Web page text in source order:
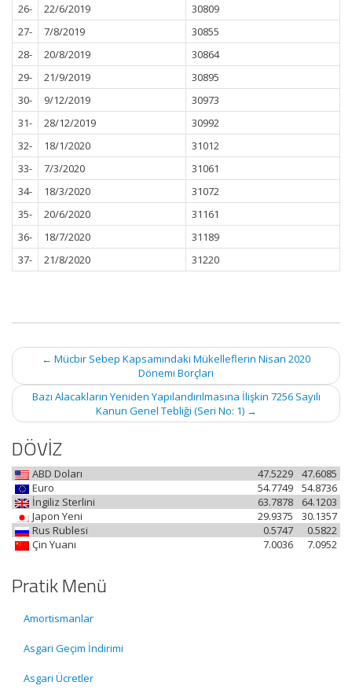
26- 22/6/2019
30809
27-
7/8/2019
30855
28-
20/8/2019
30864
29-
21/9/2019
30895
30-
9/12/2019
30973
31-
28/12/2019
30992
32-
18/1/2020
31012
33-
7/3/2020
31061
34-
18/3/2020
31072
35-
20/6/2020
31161
36-
18/7/2020
31189
37-
21/8/2020 31220
Post
navigation
← Mücbir Sebep Kapsamındaki Mükelleflerin Nisan 2020
Dönemi Borçları
Bazı Alacakların Yeniden Yapılandırılmasına İlişkin 7256 Sayılı
Kanun Genel Tebliği (Seri No: 1) →
DÖVİZ
ABD Doları 47.6085
47.5229
Euro
54.8736
54.7749
İngiliz Sterlini
64.1203
63.7878
Japon Yeni
30.1357
29.9375
Rus Rublesi
0.5822
0.5747
Çin Yuanı
7.0952
7.0036
Pratik Menü
Amortismanlar
Asgari Geçim İndirimi
Asgari Ücretler